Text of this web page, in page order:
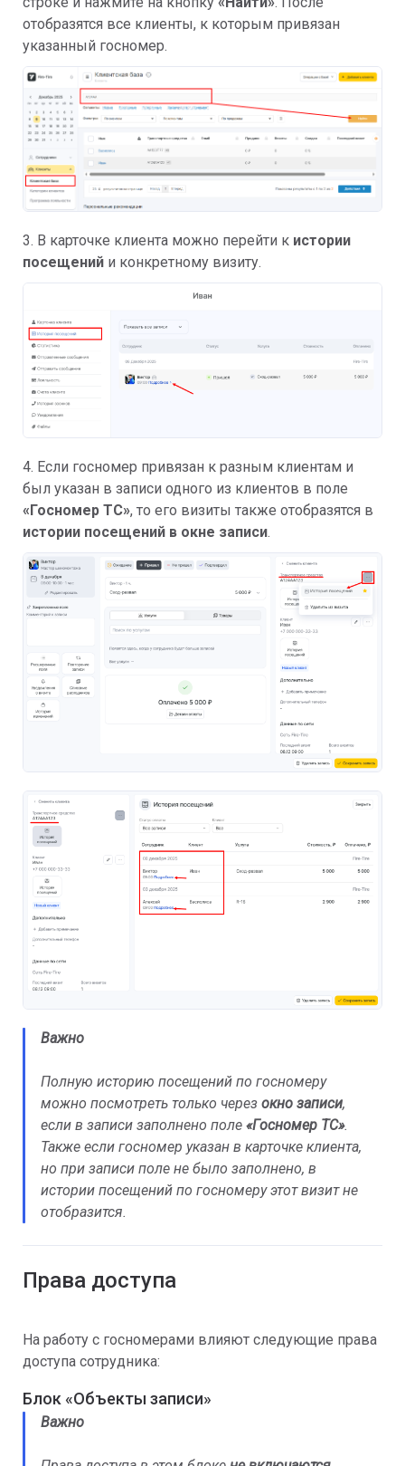
отобразятся все клиенты, к которым привязан
указанный госномер.
3. В карточке клиента можно перейти к истории
посещений и конкретному визиту.
4. Если госномер привязан к разным клиентам и
был указан в записи одного из клиентов в поле
«Госномер ТС», то его визиты также отобразятся в
истории посещений в окне записи.
Важно
Полную историю посещений по госномеру
можно посмотреть только через окно записи,
если в записи заполнено поле «Госномер ТС».
Также если госномер указан в карточке клиента,
но при записи поле не было заполнено, в
истории посещений по госномеру этот визит не
отобразится.
Права доступа
На работу с госномерами влияют следующие права
доступа сотрудника:
Блок «Объекты записи»
Важно